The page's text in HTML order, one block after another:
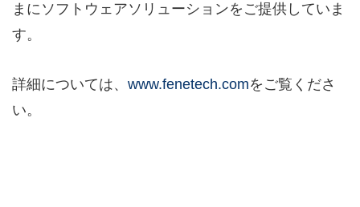
まにソフトウェアソリューションをご提供していま
す。
詳細については、 www.fenetech.comをご覧くださ
い。